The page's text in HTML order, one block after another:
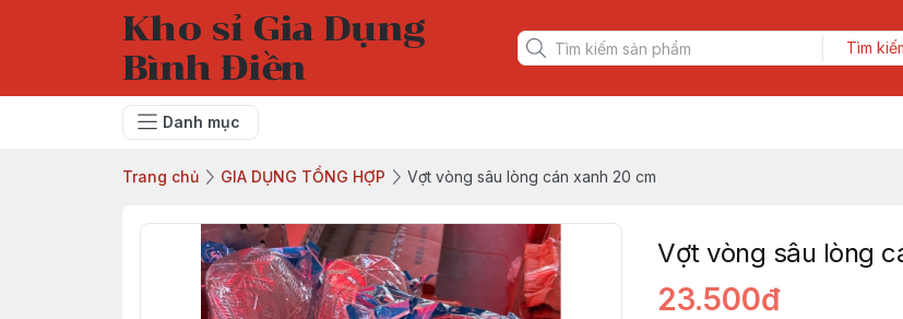
Kho sỉ Gia Dụng
Bình Điền
Tìm
Danh mục
Trang chủ GIA DỤNG TỔNG HỢP Vợt vòng sâu lòng cán xanh 20 cm
Vợt vòng sâu lòng
23.500đ